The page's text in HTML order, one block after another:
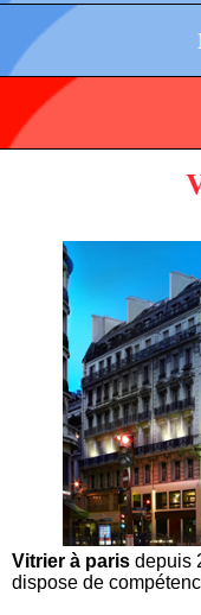
Vitrier à paris depuis
dispose de